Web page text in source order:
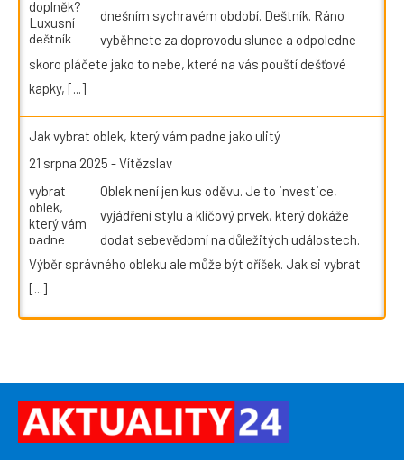
dnešním sychravém období. Deštník. Ráno
vyběhnete za doprovodu slunce a odpoledne
skoro pláčete jako to nebe, které na vás pouští dešťové
kapky, [...]
Jak vybrat oblek, který vám padne jako ulitý
21 srpna 2025 -Vítězslav
Oblek není jen kus oděvu. Je to investice,
vyjádření stylu a klíčový prvek, který dokáže
dodat sebevědomí na důležitých událostech.
Výběr správného obleku ale může být oříšek. Jak si vybrat
[...]